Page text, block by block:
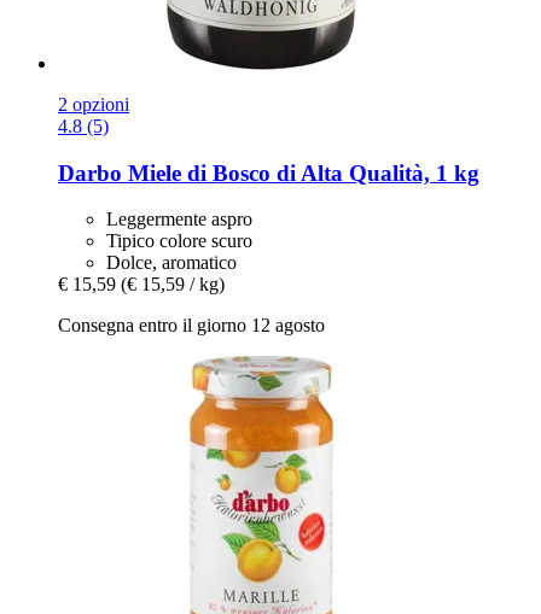
2 opzioni
4.8 (5)
Darbo Miele di Bosco di Alta Qualità, 1 kg
Leggermente aspro
Tipico colore scuro
Dolce, aromatico
€ 15,59 (€ 15,59 / kg)
Consegna entro il giorno 12 agosto